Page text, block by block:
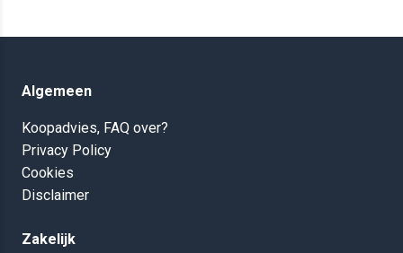
Algemeen
Koopadvies, FAQ over?
Privacy Policy
Cookies
Disclaimer
Zakelijk